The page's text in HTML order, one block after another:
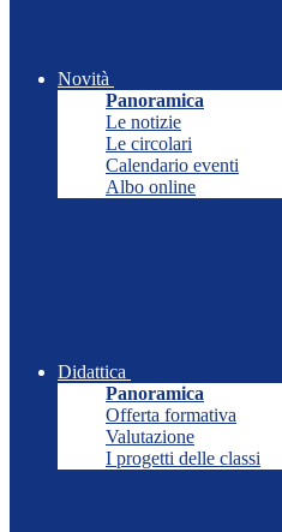
Novità
Panoramica
Le notizie
Le circolari
Calendario eventi
Albo online
Didattica
Panoramica
Offerta formativa
Valutazione
I progetti delle classi